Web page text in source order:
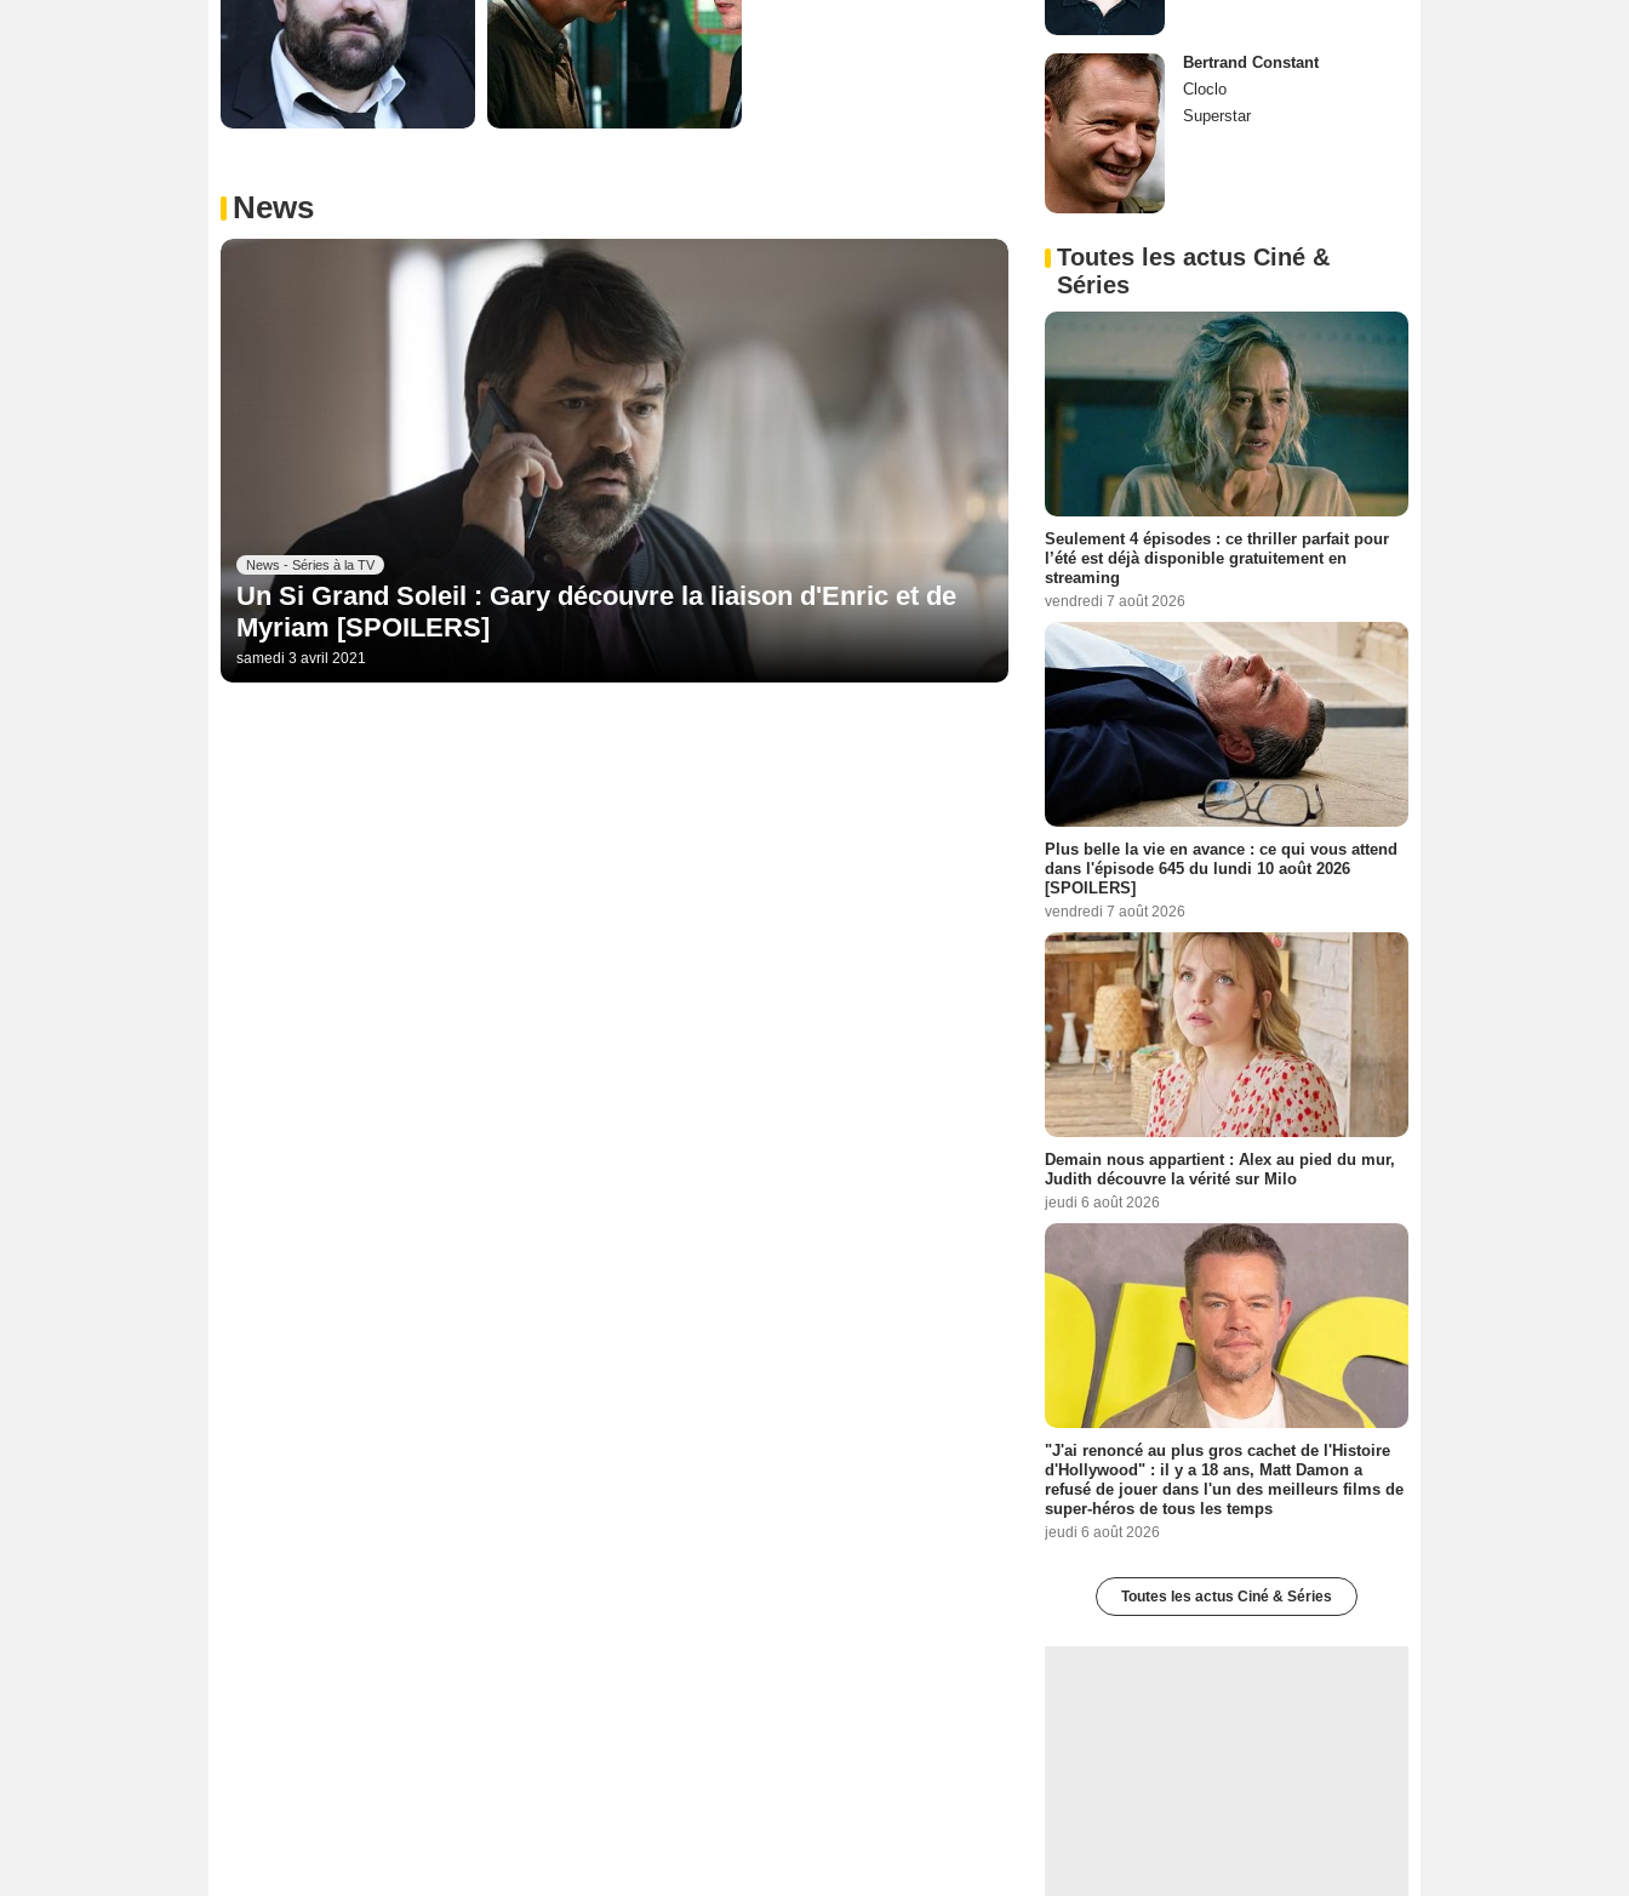
News
News - Séries à la TV
Un Si Grand Soleil : Gary découvre la liaison d'Enric et de
Myriam [SPOILERS]
samedi 3 avril 2021
Bertrand Constant
Cloclo
Superstar
Toutes les actus Ciné &
Séries
Seulement 4 épisodes : ce thriller parfait pour
l’été est déjà disponible gratuitement en
streaming
vendredi 7 août 2026
Plus belle la vie en avance : ce qui vous attend
dans l'épisode 645 du lundi 10 août 2026
[SPOILERS]
vendredi 7 août 2026
Demain nous appartient : Alex au pied du mur,
Judith découvre la vérité sur Milo
jeudi 6 août 2026
"J'ai renoncé au plus gros cachet de l'Histoire
d'Hollywood" : il y a 18 ans, Matt Damon a
refusé de jouer dans l'un des meilleurs films de
super-héros de tous les temps
jeudi 6 août 2026
Toutes les actus Ciné & Séries